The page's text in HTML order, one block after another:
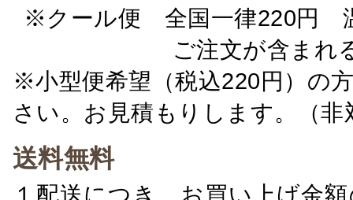
※クール便 全国一律220円
ご注文が含ま
※小型便希望（税込220円）の
さい。お見積もりします。（非
送料無料
１配送につき、お買い上げ金